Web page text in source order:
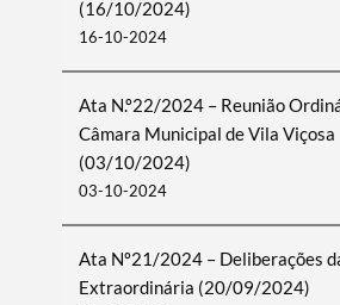
(16/10/2024)
16-10-2024
Ata N.º22/2024 – Reunião
Câmara Municipal de Vila Viçosa
(03/10/2024)
03-10-2024
Ata Nº21/2024 – Deliberações
Extraordinária (20/09/2024)